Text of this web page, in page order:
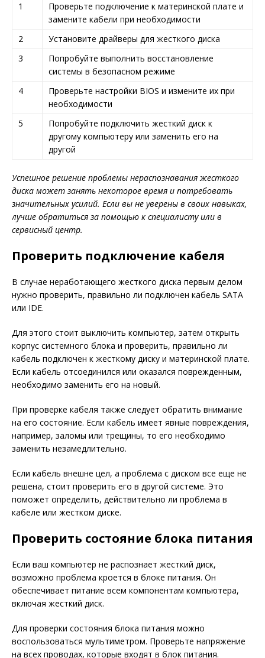
1
Проверьте подключение к материнской плате и
замените кабели при необходимости
2
Установите драйверы для жесткого диска
3
Попробуйте выполнить восстановление
системы в безопасном режиме
4
Проверьте настройки BIOS и измените их при
необходимости
5
Попробуйте подключить жесткий диск к
другому компьютеру или заменить его на
другой
Успешное решение проблемы нераспознавания жесткого
диска может занять некоторое время и потребовать
значительных усилий. Если вы не уверены в своих навыках,
лучше обратиться за помощью к специалисту или в
сервисный центр.
Проверить подключение кабеля
В случае неработающего жесткого диска первым делом
нужно проверить, правильно ли подключен кабель SATA
или IDE.
Для этого стоит выключить компьютер, затем открыть
корпус системного блока и проверить, правильно ли
кабель подключен к жесткому диску и материнской плате.
Если кабель отсоединился или оказался поврежденным,
необходимо заменить его на новый.
При проверке кабеля также следует обратить внимание
на его состояние. Если кабель имеет явные повреждения,
например, заломы или трещины, то его необходимо
заменить незамедлительно.
Если кабель внешне цел, а проблема с диском все еще не
решена, стоит проверить его в другой системе. Это
поможет определить, действительно ли проблема в
кабеле или жестком диске.
Проверить состояние блока питания
Если ваш компьютер не распознает жесткий диск,
возможно проблема кроется в блоке питания. Он
обеспечивает питание всем компонентам компьютера,
включая жесткий диск.
Для проверки состояния блока питания можно
воспользоваться мультиметром. Проверьте напряжение
на всех проводах, которые входят в блок питания.